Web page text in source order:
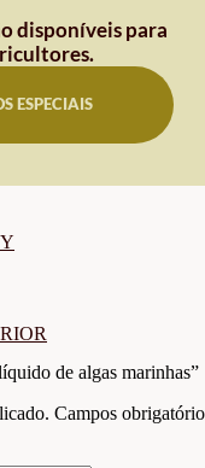
disponíveis para
ESPECIAIS
de algas marinhas”
Campos